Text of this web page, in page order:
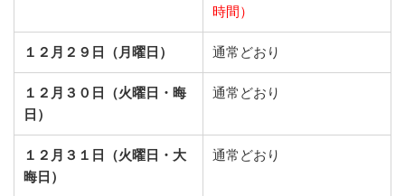
時間）
１２月２９日（月曜日） 通常どおり
１２月３０日（火曜日・晦
日）
通常どおり
１２月３１日（火曜日・大
晦日）
通常どおり